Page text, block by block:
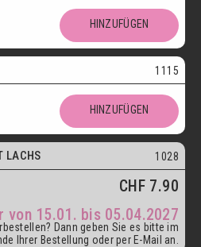
HINZUFÜGEN
1115
HINZUFÜGEN
ab 15.01.
LACHS 1028
CHF 7.90
von 15.01. bis 05.04.2027
Dann geben Sie es bitte im
Ihrer Bestellung oder per E-Mail an.